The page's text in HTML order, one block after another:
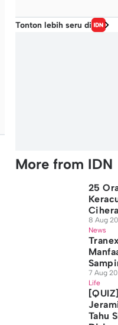
Tonton lebih seru di
More from IDN
25
8 Aug
News
7 Aug
Life
Tahu